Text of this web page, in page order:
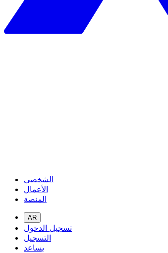
الشخصي
الأعمال
المنصة
AR
تسجيل الدخول
التسجيل
يساعد